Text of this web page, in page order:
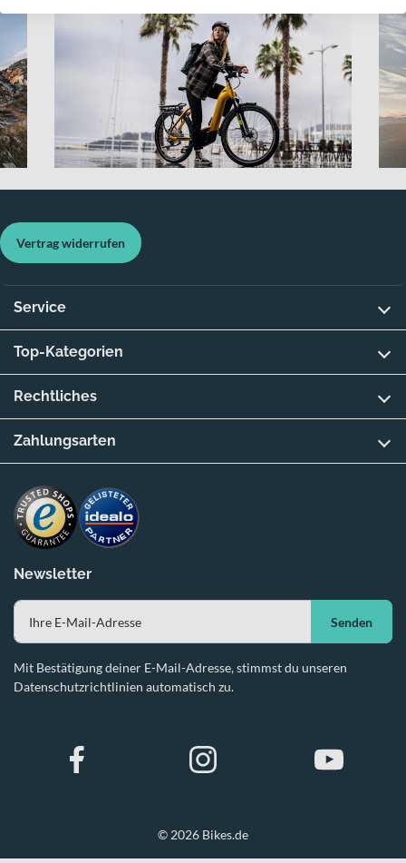
Newsletter
Senden
Mit Bestätigung deiner E-Mail-Adresse, stimmst du unseren
Datenschutzrichtlinien automatisch zu.
Vertrag widerrufen
Service
Top-Kategorien
Rechtliches
Zahlungsarten
© 2026 Bikes.de